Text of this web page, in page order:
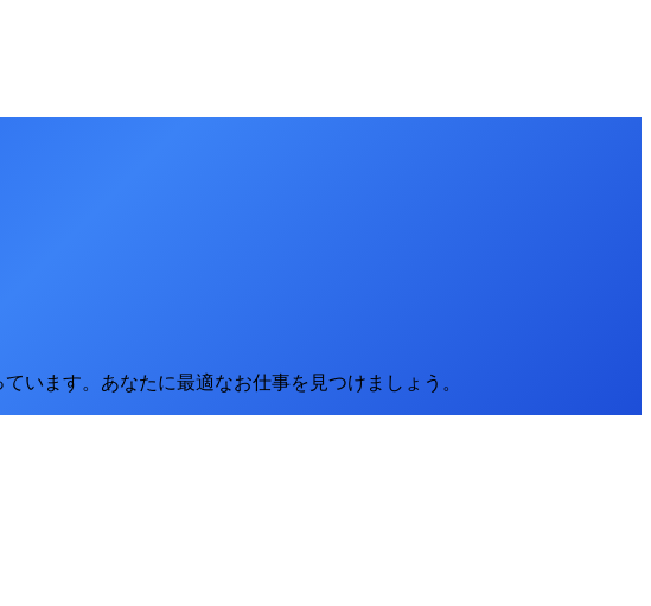
います。 あなたに最適なお仕事を見つけましょう。